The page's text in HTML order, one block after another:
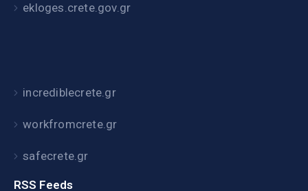
ekloges.crete.gov.gr
incrediblecrete.gr
workfromcrete.gr
safecrete.gr
RSS Feeds